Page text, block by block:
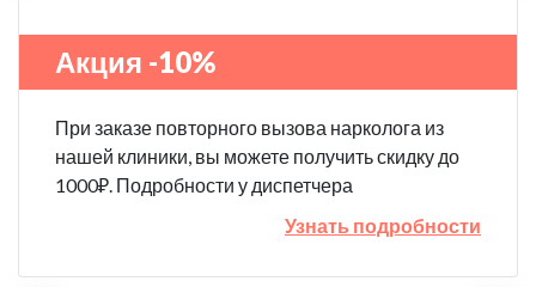
Акция -10%
При заказе повторного вызова нарколога из
нашей клиники, вы можете получить скидку до
1000₽. Подробности у диспетчера
Узнать подробности